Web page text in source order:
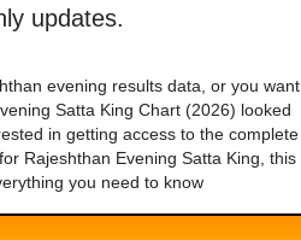
updates.
evening results data, or you want
Satta King Chart (2026) looked
in getting access to the complete
Rajeshthan Evening Satta King, this
you need to know